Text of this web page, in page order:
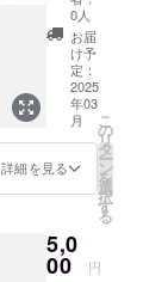
欄、概
要欄で
文字の
みの紹
介予定
共通
メッ
セージ
入りポ
してほ
しい名
前を備
考欄に
お願い
しま
す） ・
掲載期
間：お
披露目
ツイー
信のみ
・掲載
0人
お届
け予
定：
2025
年03
月
詳細を見る
こ
の
リ
タ
ー
ン
を
選
択
す
る
5,0
00 円